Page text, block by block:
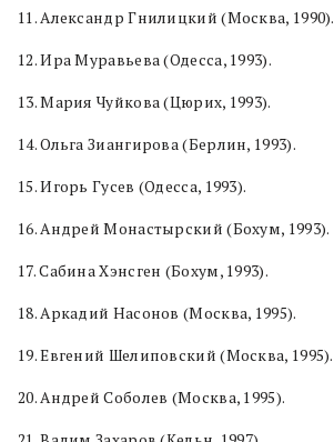
11. Александр Гнилицкий (Москва, 1990).
12. Ира Муравьева (Одесса, 1993).
13. Мария Чуйкова (Цюрих, 1993).
14. Ольга Зиангирова (Берлин, 1993).
15. Игорь Гусев (Одесса, 1993).
16. Андрей Монастырский (Бохум, 1993).
17. Сабина Хэнсген (Бохум, 1993).
18. Аркадий Насонов (Москва, 1995).
19. Евгений Шелиповский (Москва, 1995).
20. Андрей Соболев (Москва, 1995).